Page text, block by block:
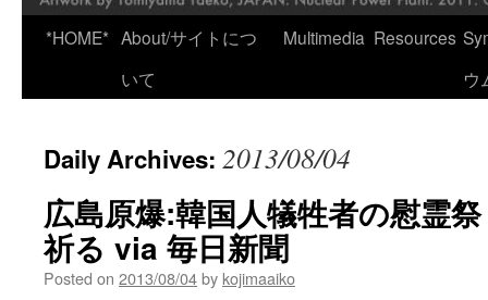
*HOME* About/サイトにつ
いて
Multimedia Resources
ウ
Daily Archives: 2013/08/04
広島原爆:韓国人犠牲者の慰霊
祈る via 毎日新聞
Posted on 2013/08/04by kojimaaiko